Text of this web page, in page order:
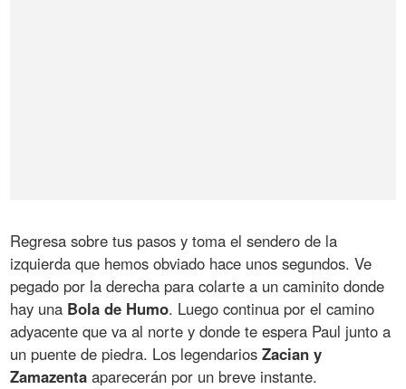
Regresa sobre tus pasos y toma el sendero de la
izquierda que hemos obviado hace unos segundos. Ve
pegado por la derecha para colarte a un caminito donde
hay una Bola de Humo. Luego continua por el camino
adyacente que va al norte y donde te espera Paul junto a
un puente de piedra. Los legendariosZacian y
Zamazenta aparecerán por un breve instante.